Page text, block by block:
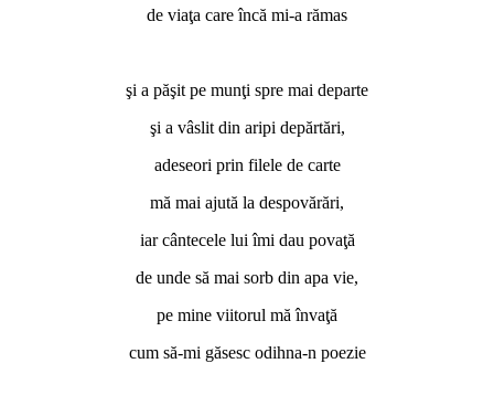
de viaţa care încă mi-a rămas
şi a păşit pe munţi spre mai departe
şi a vâslit din aripi depărtări,
adeseori prin filele de carte
mă mai ajută la despovărări,
iar cântecele lui îmi dau povaţă
de unde să mai sorb din apa vie,
pe mine viitorul mă învaţă
cum să-mi găsesc odihna-n poezie